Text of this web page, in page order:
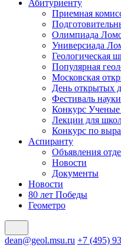
Абитуриенту
Приемная
Олимпиада
Универсиада
Геологическая
Популярная
Московская
День открытых
Фестиваль науки
Конкурс Ученые
Лекции для
Конкурс по
Аспиранту
Объявления
Новости
Документы
Новости
80 лет Победы
Геометро
dean@geol.msu.ru +7 (495)